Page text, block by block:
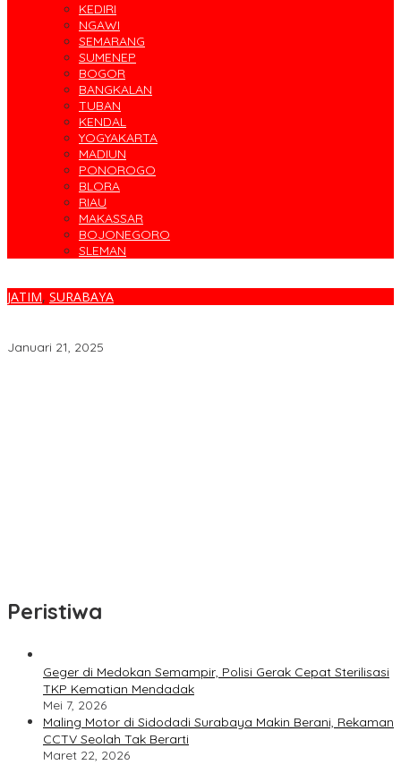
KEDIRI
NGAWI
SEMARANG
SUMENEP
BOGOR
BANGKALAN
TUBAN
KENDAL
YOGYAKARTA
MADIUN
PONOROGO
BLORA
RIAU
MAKASSAR
BOJONEGORO
SLEMAN
JATIM, SURABAYA
Januari 21, 2025
Peristiwa
Geger di Medokan Semampir, Polisi Gerak Cepat Sterilisasi
TKP Kematian Mendadak
Mei 7, 2026
Maling Motor di Sidodadi Surabaya Makin Berani, Rekaman
CCTV Seolah Tak Berarti
Maret 22, 2026